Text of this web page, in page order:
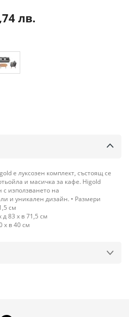
лв.
е луксозен комплект, състоящ се
и масичка за кафе. Higold
с използването на
и уникален дизайн. • Размери
см
83 x в 71,5 см
х в 40 см